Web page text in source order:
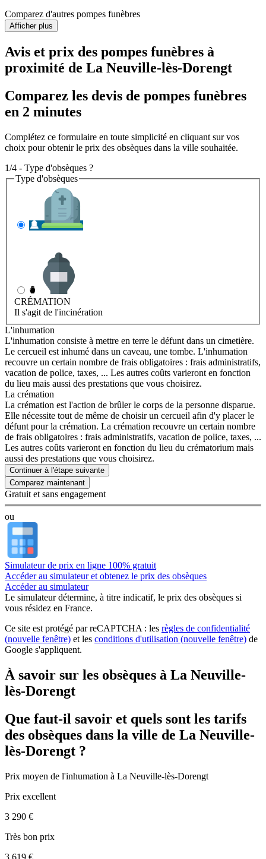
Comparez d'autres pompes funèbres
Afficher plus
Avis et prix des pompes funèbres à
proximité de La Neuville-lès-Dorengt
Comparez les devis de pompes funèbres
en 2 minutes
Complétez ce formulaire en toute simplicité en cliquant sur vos
choix pour obtenir le prix des obsèques dans la ville souhaitée.
1/4 - Type d'obsèques ?
Type d'obsèques
CRÉMATION
Il s'agit de l'incinération
L'inhumation
L'inhumation consiste à mettre en terre le défunt dans un cimetière.
Le cercueil est inhumé dans un caveau, une tombe. L'inhumation
recouvre un certain nombre de frais obligatoires : frais administratifs,
vacation de police, taxes, ... Les autres coûts varieront en fonction
du lieu mais aussi des prestations que vous choisirez.
La crémation
La crémation est l'action de brûler le corps de la personne disparue.
Elle nécessite tout de même de choisir un cercueil afin d'y placer le
défunt pour la crémation. La crémation recouvre un certain nombre
de frais obligatoires : frais administratifs, vacation de police, taxes, ...
Les autres coûts varieront en fonction du lieu du crématorium mais
aussi des prestations que vous choisirez.
Continuer à l'étape suivante
Gratuit et sans engagement
ou
Simulateur de prix en ligne 100% gratuit
Accéder au simulateur et obtenez le prix des obsèques
Accéder au simulateur
Le simulateurdétermine, à titre indicatif, le prix des obsèques si
vous résidez en France.
Ce site est protégé par reCAPTCHA : les règles de confidentialité
(nouvelle fenêtre) et les conditions d'utilisation (nouvelle fenêtre) de
Google s'appliquent.
À savoir sur les obsèques à La Neuville-
lès-Dorengt
Que faut-il savoir et quels sont les tarifs
des obsèques dans la ville de La Neuville-
lès-Dorengt ?
Prix moyen de l'inhumation à La Neuville-lès-Dorengt
Prix excellent
3 290 €
Très bon prix
3 619 €